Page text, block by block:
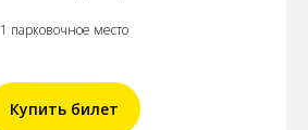
1 парковочное место
Купить билет